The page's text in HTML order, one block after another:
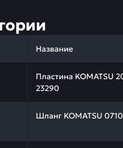
Название
Пластина KOMATSU
23290
качества и
Шланг KOMATSU
качества и